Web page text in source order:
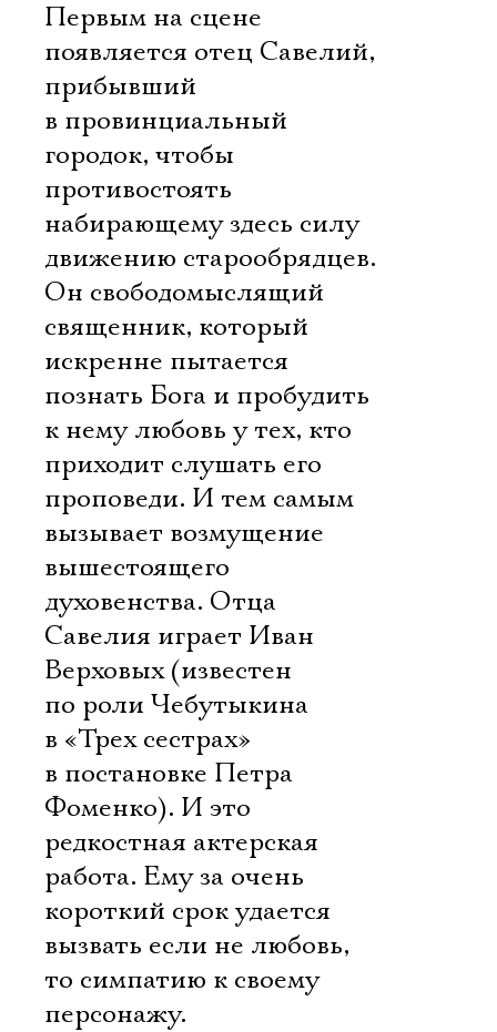
Первым на сцене
появляется отец Савелий,
прибывший
в провинциальный
городок, чтобы
противостоять
набирающему здесь силу
движению старообрядцев.
Он свободомыслящий
священник, который
искренне пытается
познать Бога и пробудить
к нему любовь у тех, кто
приходит слушать его
проповеди. И тем самым
вызывает возмущение
вышестоящего
духовенства. Отца
Савелия играет Иван
Верховых (известен
по роли Чебутыкина
в «Трех сестрах»
в постановке Петра
Фоменко). И это
редкостная актерская
работа. Ему за очень
короткий срок удается
вызвать если не любовь,
то симпатию к своему
персонажу.